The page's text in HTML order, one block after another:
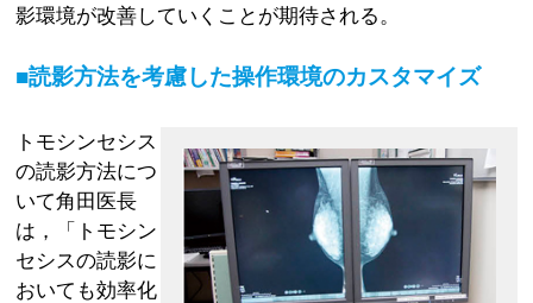
影環境が改善していくことが期待される。
■読影方法を考慮した操作環境のカスタマイズ
トモシンセシス
の読影方法につ
いて角田医長
は，「トモシン
セシスの読影に
おいても効率化